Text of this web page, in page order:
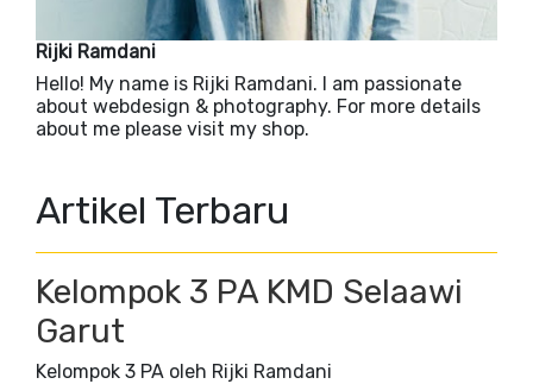
Rijki Ramdani
Hello! My name is Rijki Ramdani. I am passionate
about webdesign & photography. For more details
about me please visit my shop.
Artikel Terbaru
Kelompok 3 PA KMD Selaawi
Garut
Kelompok 3 PA oleh Rijki Ramdani